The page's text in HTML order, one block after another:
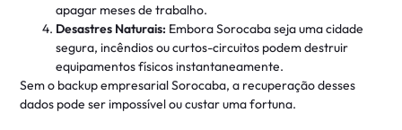
apagar meses de trabalho.
Desastres Naturais: Embora Sorocaba seja uma cidade
segura, incêndios ou curtos-circuitos podem destruir
equipamentos físicos instantaneamente.
Sem o backup empresarial Sorocaba, a recuperação desses
dados pode ser impossível ou custar uma fortuna.